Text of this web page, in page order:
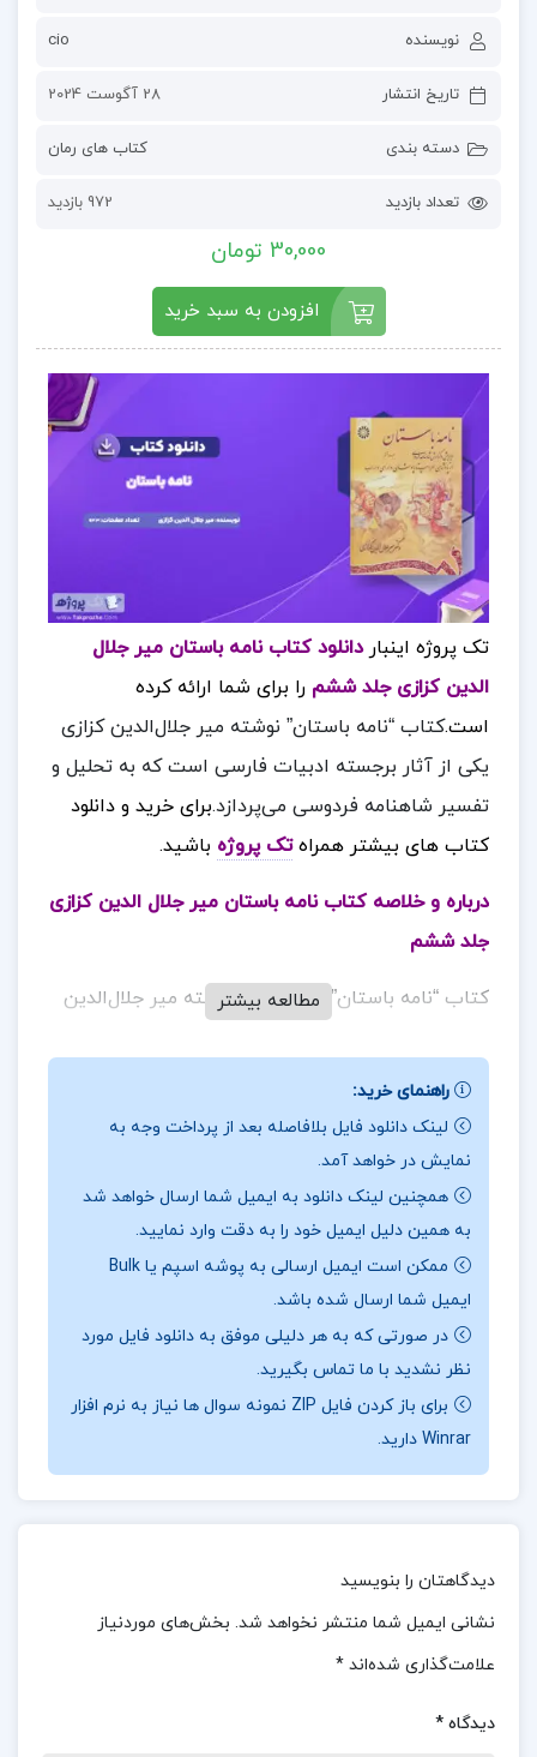
نویسنده cio
تاریخ انتشار 28 آگوست 2024
دسته بندی کتاب های رمان
تعداد بازدید 972 بازدید
30,000 تومان
افزودن به سبد خرید
تک پروژه اینبار دانلود کتاب نامه باستان میر جلال
الدین کزازی جلد ششم را برای شما ارائه کرده
است.کتاب “نامه باستان” نوشته میر جلال‌الدین کزازی
یکی از آثار برجسته ادبیات فارسی است که به تحلیل و
تفسیر شاهنامه فردوسی می‌پردازد.برای خرید و دانلود
کتاب های بیشتر همراهتک پروژه باشید.
درباره و خلاصه کتاب نامه باستان میر جلال الدین کزازی
جلد ششم
کتاب “نامه باستان” جلد ششم، نوشته میر جلال‌الدین
فارسی است. این جلد به تحلیل و تفسیر بخش‌هایی از
شاهنامه فردوسی پرداخته و توانسته است توجه
بسیاری از علاقه‌مندان به ادبیات را به خود جلب
کند.یکی از نقاط قوت اصلی این کتاب، دقت و عمق
تحقیق و تحلیل نویسنده است. کزازی با استفاده از
منابع معتبر و تحقیقات گسترده، تحلیل‌های دقیق و
جامعی از داستان‌های شاهنامه ارائه داده و به
خوانندگان کمک کرده تا به درک بهتری از مفاهیم و
پیام‌های این اثر بزرگ ادبی برسند.
درباره نویسنده کتاب نامه باستان میر جلال الدین کزازی
جلد ششم
نویسنده با زبانی ساده و روان، اما در عین حال زیبا و
ادبی، مطالب را به شکلی قابل فهم و جذاب برای
خوانندگان بیان کرده است. این سبک نوشتاری باعث
می‌شود که خوانندگان به راحتی با مطالب کتاب ارتباط
اطلاعات گسترده تاریخی و فرهنگی، به خوانندگان کمک
مطالعه بیشتر
راهنمای خرید:
لینک دانلود فایل بلافاصله بعد از پرداخت وجه به
نمایش در خواهد آمد.
همچنین لینک دانلود به ایمیل شما ارسال خواهد شد
به همین دلیل ایمیل خود را به دقت وارد نمایید.
ممکن است ایمیل ارسالی به پوشه اسپم یا Bulk
ایمیل شما ارسال شده باشد.
در صورتی که به هر دلیلی موفق به دانلود فایل مورد
نظر نشدید با ما تماس بگیرید.
برای باز کردن فایل ZIP نمونه سوال ها نیاز به نرم افزار
Winrar دارید.
دیدگاهتان را بنویسید
نشانی ایمیل شما منتشر نخواهد شد. بخش‌های موردنیاز
علامت‌گذاری شده‌اند *
دیدگاه *